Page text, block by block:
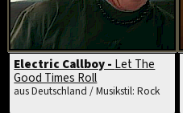
Electric Callboy - Let The
Good Times Roll
aus Deutschland / Musikstil: Rock